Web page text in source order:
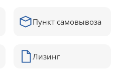
Пункт самовывоза
Лизинг